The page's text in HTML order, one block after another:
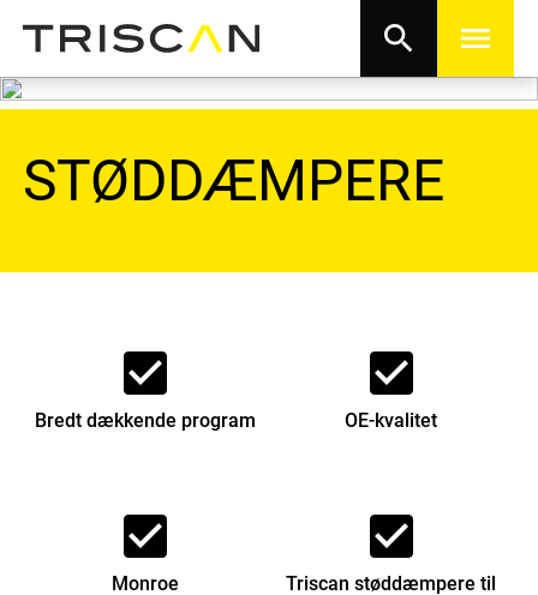
search menu
STØDDÆMPERE
check_box
Bredt dækkende program
check_box
OE-kvalitet
check_box
Monroe
check_box
Triscan støddæmpere til